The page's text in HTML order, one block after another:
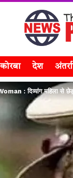
कोरबा देश
: दिव्यांग महिला से